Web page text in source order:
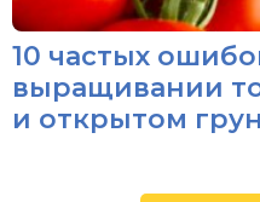
10 частых
выращивании
и открытом